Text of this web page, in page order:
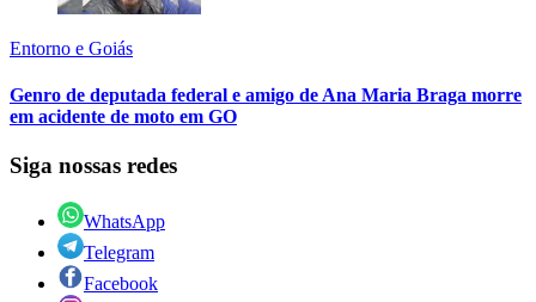
Entorno e Goiás
Genro de deputada federal e amigo de Ana Maria Braga morre
em acidente de moto em GO
Siga nossas redes
WhatsApp
Telegram
Facebook